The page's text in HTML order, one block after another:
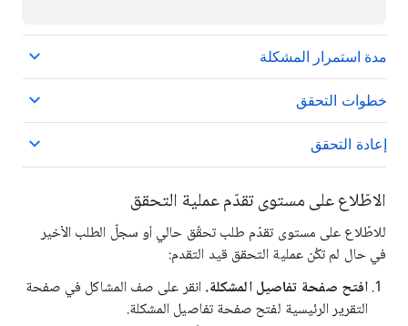
مدة استمرار المشكلة
خطوات التحقق
إعادة التحقق
الاطّلاع على مستوى تقدّم عملية التحقق
للاطّلاع على مستوى تقدّم طلب تحقّق حالي أو سجلّ الطلب الأخير
في حال لم تكُن عملية التحقق قيد التقدم:
افتح صفحة تفاصيل المشكلة. انقر على صف المشاكل في صفحة
التقرير الرئيسية لفتح صفحة تفاصيل المشكلة.